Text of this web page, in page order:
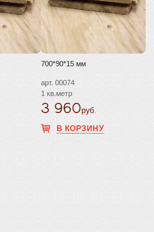
700*90*15 мм
арт. 00074
1 кв.метр
3 960руб.
В КОРЗИНУ